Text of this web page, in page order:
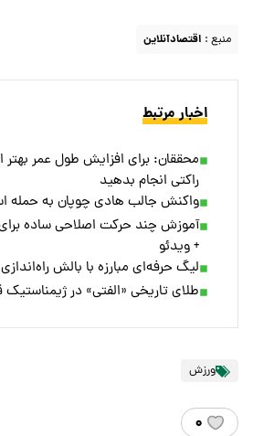
منبع : اقتصادآنلاین
اخبار مرتبط
محققان: برای افزایش طول عمر
راکتی انجام بدهید
واکنش جالب هادی چوپان به حمله
آموزش چند حرکت اصلاحی ساده
+ ویدئو
لیگ حرفه‌ای مبارزه با بالش
طلای تاریخی «الفتی» در ژیمناستیک
ورزش
۰